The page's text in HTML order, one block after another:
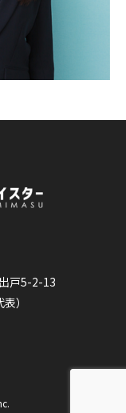
戸5-2-13
）